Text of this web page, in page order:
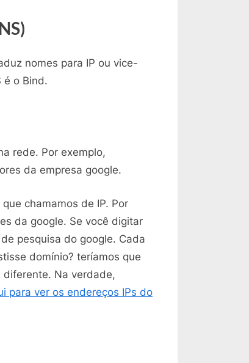
nomes para IP ou vice-
é o Bind.
rede. Por exemplo,
da empresa google.
chamamos de IP. Por
da google. Se você digitar
pesquisa do google. Cada
domínio? teríamos que
diferente. Na verdade,
para ver os endereços IPs do